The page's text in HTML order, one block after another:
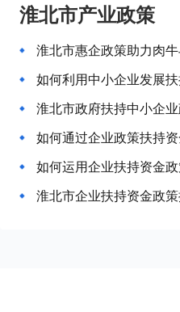
淮北市产业政策
淮北市惠企政策助力肉
如何利用中小企业发展
淮北市政府扶持中小企
如何通过企业政策扶持
如何运用企业扶持资金
淮北市企业扶持资金政